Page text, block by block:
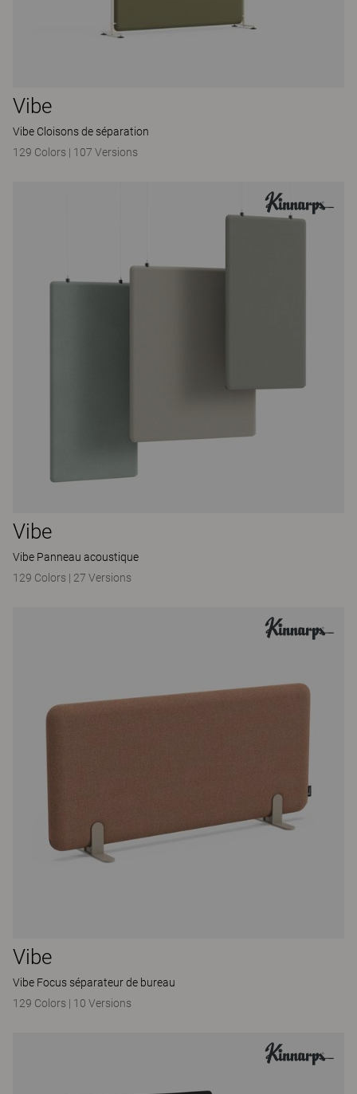
Vibe
Vibe Cloisons de séparation
129 Colors | 107 Versions
Vibe
Vibe Panneau acoustique
129 Colors | 27 Versions
Vibe
Vibe Focus séparateur de bureau
129 Colors | 10 Versions